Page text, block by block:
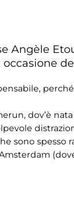
Angèle
dov’è
sono